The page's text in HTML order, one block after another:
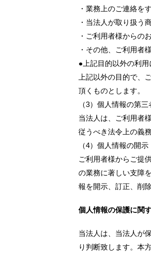
・業務上のご連絡を
・当法人が取り扱う
・ご利用者様からの
・その他、ご利用者
●上記目的以外の利用
上記以外の目的で、
頂くものとします。
（3）個人情報の第
当法人は、ご利用者
従うべき法令上の義
（4）個人情報の開
ご利用者様からご提
の業務に著しい支障
報を開示、訂正、削
個人情報の保護に関
当法人は、当法人が
り判断致します。本